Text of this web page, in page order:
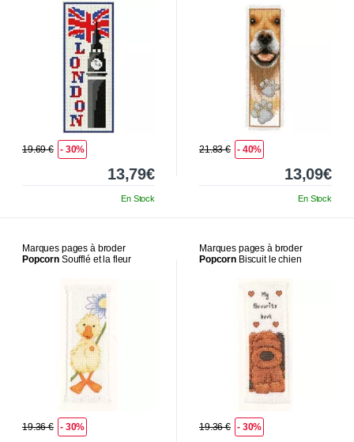
19.69 € - 30%
13,79€
En Stock
21.83 € - 40%
13,09€
En Stock
Marques pages à broder
Popcorn Soufflé et la fleur
19.36 € - 30%
Marques pages à broder
Popcorn Biscuit le chien
19.36 € - 30%